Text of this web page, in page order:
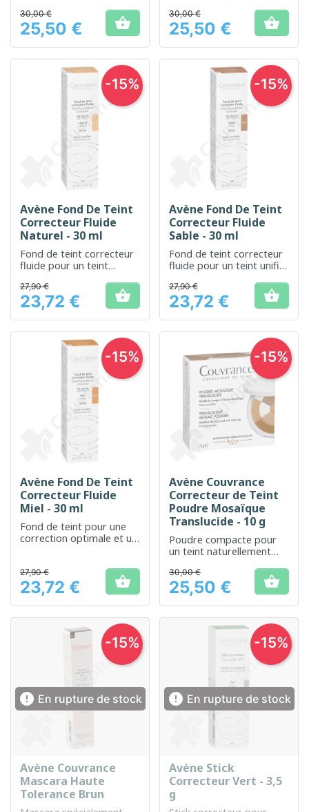
Prix
30,00 €
25,50 €  Prix
30,00 €
25,50 € 
Avène Fond De Teint
Correcteur Fluide
Naturel - 30 ml
Fond de teint correcteur
fluide pour un teint
Prix
27,90 €
23,72 € 
-15%
Avène Fond De Teint
Correcteur Fluide
Sable - 30 ml
Fond de teint correcteur
fluide pour un teint unifié
Prix
27,90 €
23,72 € 
-15%
Avène Fond De Teint
Correcteur Fluide
Miel - 30 ml
Fond de teint pour une
correction optimale et un
Prix
27,90 €
23,72 € 
-15%
Avène Couvrance
Correcteur de Teint
Poudre Mosaïque
Translucide - 10 g
Poudre compacte pour
un teint naturellement
Prix
30,00 €
25,50 € 
-15%
 En rupture de stock
Avène Couvrance
Mascara Haute
Tolerance Brun
-15%
 En rupture de stock
Avène Stick
Correcteur Vert - 3,5
g
-15%